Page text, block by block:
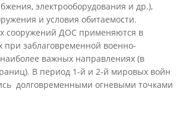
электрооборудования и др.),
и условия обитаемости.
сооружений ДОС применяются в
заблаговременной военно-
важных направлениях (в
В период 1-й и 2-й мировых войн
долговременными огневыми точками